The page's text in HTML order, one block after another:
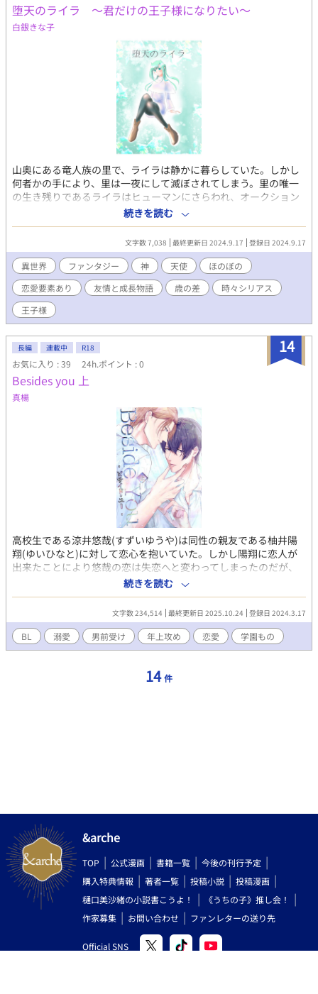
堕天のライラ 〜君だけの王子様になりたい〜
白銀きな子
山奥にある竜人族の里で、ライラは静かに暮らしていた。しかし
何者かの手により、里は一夜にして滅ぼされてしまう。里の唯一
の生き残りであるライラはヒューマンにさらわれ、オークション
の目玉商品として売られる運命をたどることになる。 そんなライ
ラの危機を救ったのは、「アル」と名乗る青年だった。 単純で、
何でもすぐに信じてしまうライラ。人間不信のアル。 2人の出会
いは、歯車の狂った世界を元に戻すための旅路へと繋がってい
く。 けれど2人には、お互いに抱える秘密があった──。 これ
は、嘘と秘密と信頼と、友愛の物語。 そしてひとりの王子が夢を
叶えるまでの物語だ。
続きを読む
文字数 7,038 最終更新日 2024.9.17 登録日 2024.9.17
異世界 ファンタジー 神 天使
ほのぼの
恋愛要素あり
友情と成長物語 歳の差
時々シリアス
王子様
14
長編 連載中 R18
お気に入り : 39 24h.ポイント : 0
Besides you 上
真楊
高校生である涼井悠哉(すずいゆうや)は同性の親友である柚井陽
翔(ゆいひなと)に対して恋心を抱いていた。しかし陽翔に恋人が
出来たことにより悠哉の恋は失恋へと変わってしまったのだが、
悠哉は親友の恋を応援したいという思いの反面、陽翔と離れたく
ないという気持ちを抱いていた。 そんな時、同じ中学だった二つ
歳上の神童彰人(しんどうあきひと)と偶然再会を果たし、あろう
事か告白されてしまう悠哉。 ひょんな事から始まった二人の名前
の無い関係、そんな中で悠哉は徐々に彰人に心を開いていく。 愛
というものが分からなかった悠哉が彰人と過ごすうちに本当の愛
物語。 ＊R18要素は後半までありません。
続きを読む
文字数 234,514 最終更新日 2025.10.24 登録日 2024.3.17
BL 溺愛 男前受け 年上攻め 恋愛 学園もの
14 件
&arche
TOP 公式漫画 書籍一覧
今後の刊行予定
購入特典情報
著者一覧 投稿小説
投稿漫画
樋口美沙緒の小説書こうよ！
《うちの子》推し会！
作家募集
お問い合わせ ファンレターの送り先
Official SNS